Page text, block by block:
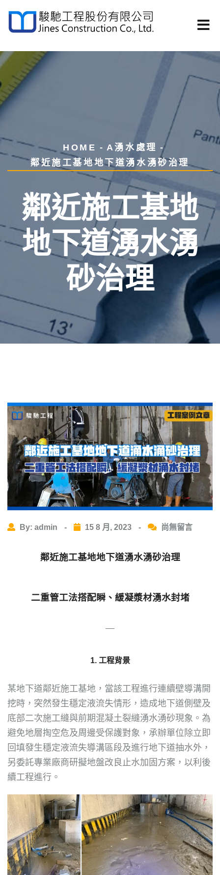
HOME
A湧水處理
鄰近施工基地地下道湧水湧砂治理
鄰近施工基地
地下道湧水湧
砂治理
By: admin - 15 8 月, 2023 - 尚無留言
鄰近施工基地地下道湧水湧砂治理
二重管工法搭配瞬、緩凝漿材湧水封堵
—
1. 工程背景
某地下道鄰近施工基地，當該工程進行連續壁導溝開
挖時，突然發生穩定液流失情形，造成地下道側壁及
底部二次施工縫與前期混凝土裂縫湧水湧砂現象。為
避免地層掏空危及周邊受保護對象，承辦單位除立即
回填發生穩定液流失導溝區段及進行地下道抽水外，
另委託專業廠商研擬地盤改良止水加固方案，以利後
續工程進行。